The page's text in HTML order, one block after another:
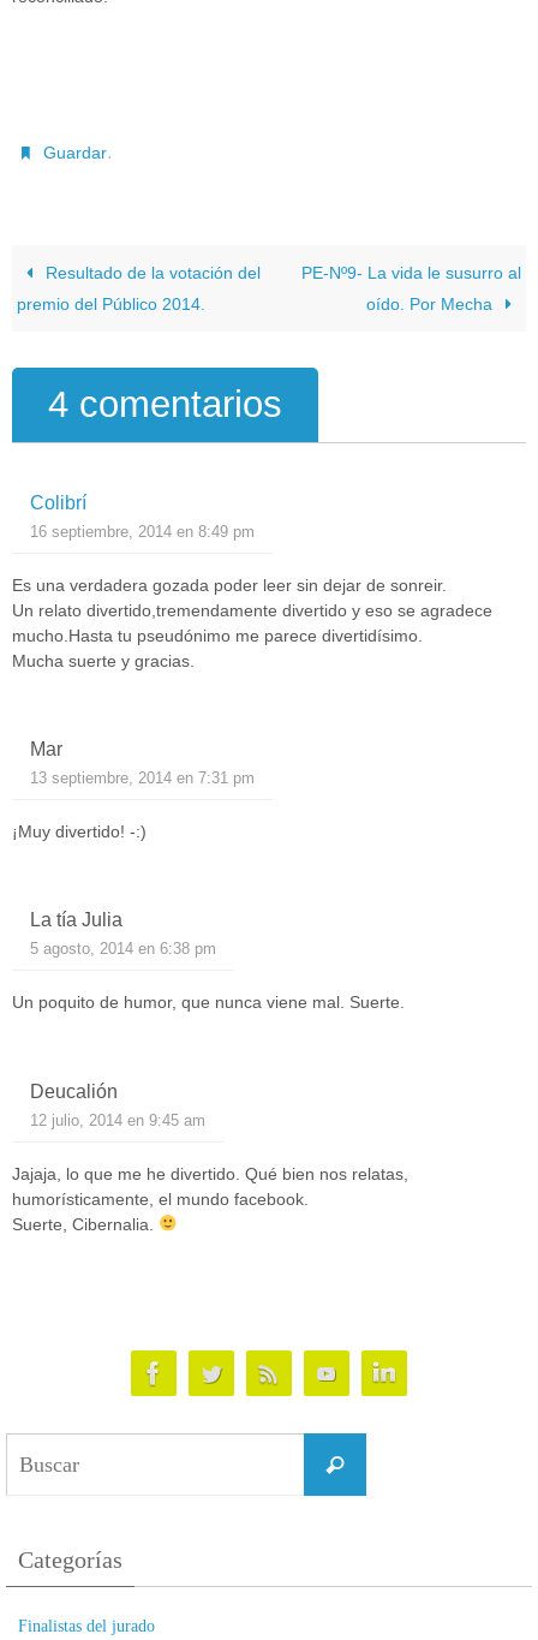
Guardar.
Resultado de la votación del
premio del Público 2014.
PE-Nº9- La vida le susurro al
oído. Por Mecha
4 comentarios
Colibrí
16 septiembre, 2014 en 8:49 pm
Es una verdadera gozada poder leer sin dejar de sonreir.
Un relato divertido,tremendamente divertido y eso se agradece
mucho.Hasta tu pseudónimo me parece divertidísimo.
Mucha suerte y gracias.
Mar
13 septiembre, 2014 en 7:31 pm
¡Muy divertido! -:)
La tía Julia
5 agosto, 2014 en 6:38 pm
Un poquito de humor, que nunca viene mal. Suerte.
Deucalión
12 julio, 2014 en 9:45 am
Jajaja, lo que me he divertido. Qué bien nos relatas,
humorísticamente, el mundo facebook.
Suerte, Cibernalia.
Buscar
Categorías
Finalistas del jurado